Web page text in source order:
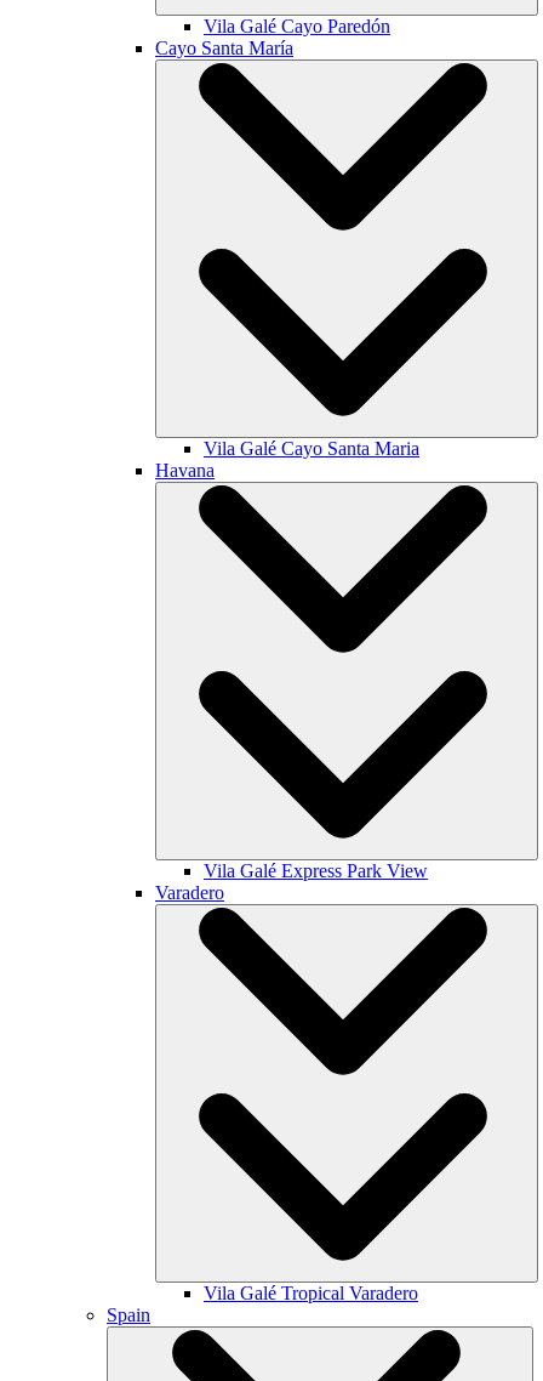
Vila Galé Cayo Paredón
Cayo Santa María
Vila Galé Cayo Santa Maria
Havana
Vila Galé Express Park View
Varadero
Vila Galé Tropical Varadero
Spain